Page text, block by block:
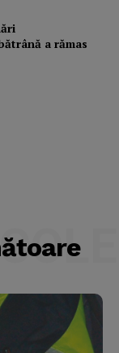
a rămas